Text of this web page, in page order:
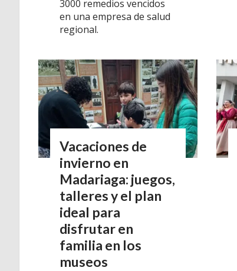
3000 remedios vencidos
en una empresa de salud
regional.
Vacaciones de
invierno en
Madariaga: juegos,
talleres y el plan
ideal para
disfrutar en
familia en los
museos